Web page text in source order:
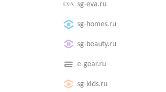
sg-eva.ru
sg-homes.ru
sg-beauty.ru
e-gear.ru
sg-kids.ru